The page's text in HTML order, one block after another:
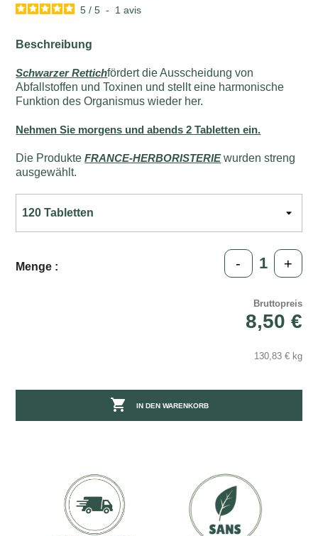
5 / 5 - 1avis
Beschreibung
Schwarzer Rettichfördert die Ausscheidung von
Abfallstoffen und Toxinen und stellt eine harmonische
Funktion des Organismus wieder her.
Nehmen Sie morgens und abends 2 Tabletten ein.
Die ProdukteFRANCE-HERBORISTERIEwurden streng
ausgewählt.
Menge : - +
Bruttopreis
8,50 €
130,83 € kg
 IN DEN WARENKORB